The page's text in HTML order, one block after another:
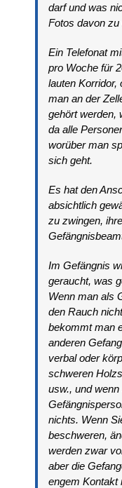
darf und was
Fotos davon zu
Ein Telefonat
pro Woche für
lauten Korridor,
man an der
gehört werden,
da alle
worüber man
sich geht.
Es hat den
absichtlich
zu zwingen,
Im Gefängnis
geraucht, was
Wenn man als
den Rauch
bekommt man
anderen
verbal oder
schweren
usw., und
nichts. Wenn
beschweren,
werden zwar
aber die
engem Kontakt